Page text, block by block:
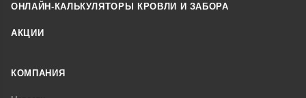
ОНЛАЙН-КАЛЬКУЛЯТОРЫ КРОВЛИ И ЗАБОРА
АКЦИИ
КОМПАНИЯ